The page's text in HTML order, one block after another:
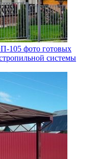
105 фото готовых
системы